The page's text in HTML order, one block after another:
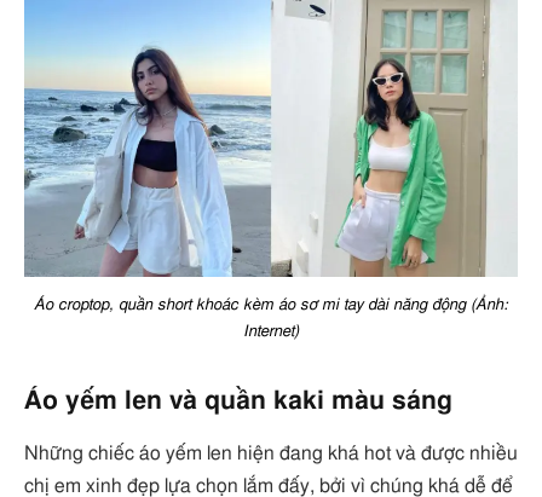
Áo croptop, quần short khoác kèm áo sơ mi tay dài năng động (Ảnh:
Internet)
Áo yếm len và quần kaki màu sáng
Những chiếc áo yếm len hiện đang khá hot và được nhiều
chị em xinh đẹp lựa chọn lắm đấy, bởi vì chúng khá dễ để